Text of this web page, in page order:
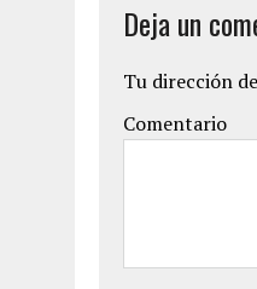
Deja un
Tu dirección
Comentario